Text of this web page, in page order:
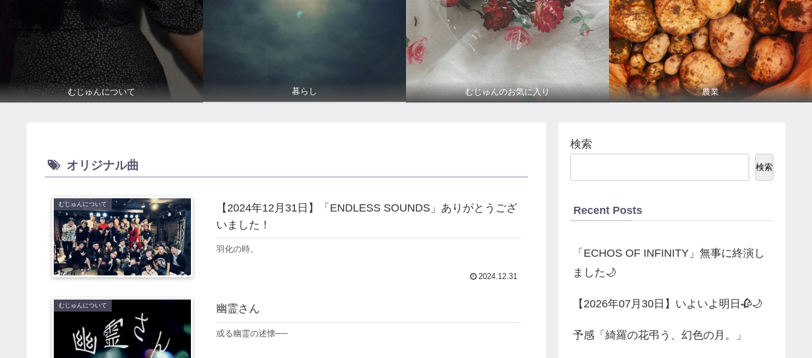
むじゅんについて 暮らし むじゅんのお気に入り 農業
オリジナル曲
むじゅんについて
【2024年12月31日】「ENDLESS SOUNDS」ありがとうござ
いました！
羽化の時。
2024.12.31
むじゅんについて 幽霊さん
或る幽霊の述懐──
検索
検索
Recent Posts
「ECHOS OF INFINITY」無事に終演し
ました🌙
【2026年07月30日】いよいよ明日🥀🌙
予感「綺羅の花弔う、幻色の月。」